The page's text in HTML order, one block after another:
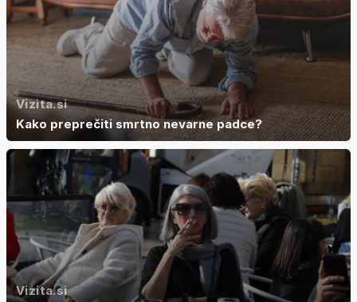
Vizita.si
Kako preprečiti smrtno nevarne padce?
Vizita.si